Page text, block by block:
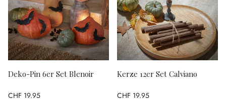
Deko-Pin 6er Set Blenoir
CHF 19.95
Kerze 12er Set Calviano
CHF 19.95